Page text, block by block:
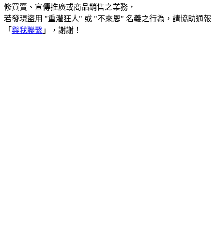
修買賣、宣傳推廣或商品銷售之業務，
若發現盜用 "重灌狂人" 或 "不來恩" 名義之行為，請協助通報
「 與我聯繫 」，謝謝！